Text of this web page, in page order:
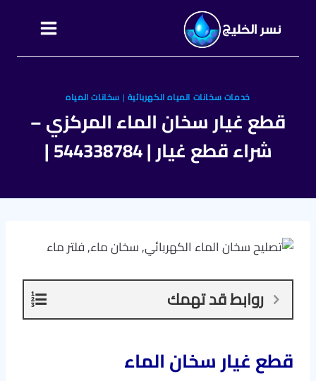
خدمات سخانات المياه الكهربائية | سخانات المياه
قطع غيار سخان الماء المركزي –
شراء قطع غيار | 544338784 |
روابط قد تهمك
قطع غيار سخان الماء